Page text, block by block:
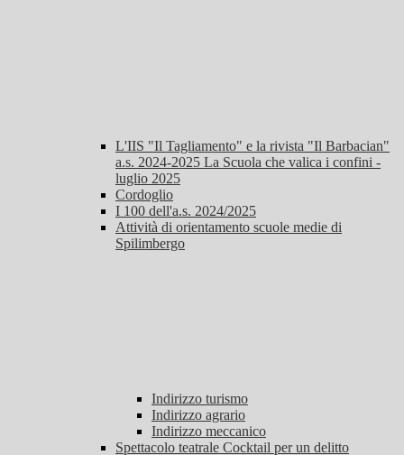
L'IIS "Il Tagliamento" e la rivista "Il Barbacian"
a.s. 2024-2025 La Scuola che valica i confini -
luglio 2025
Cordoglio
I 100 dell'a.s. 2024/2025
Attività di orientamento scuole medie di
Spilimbergo
Indirizzo turismo
Indirizzo agrario
Indirizzo meccanico
Spettacolo teatrale Cocktail per un delitto